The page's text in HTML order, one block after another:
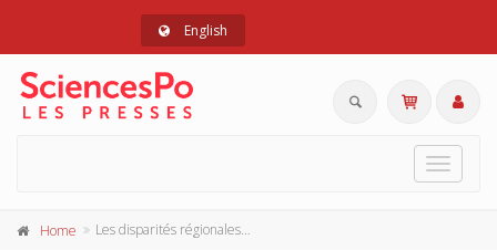
English
Toggle
Home Les disparités régionales de croissance